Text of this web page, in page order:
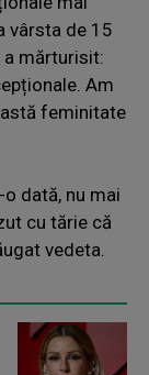
vârsta de 15
a mărturisit:
Am
feminitate
dată, nu mai
cu tărie că
vedeta.